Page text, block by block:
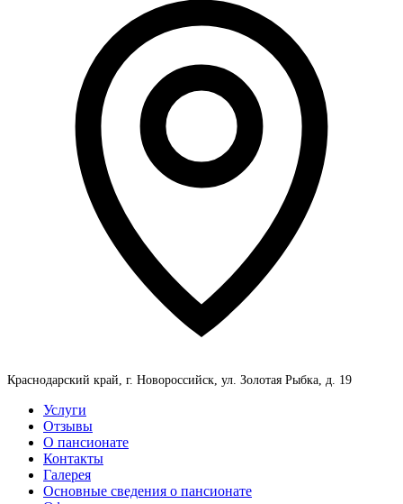
Краснодарский край, г. Новороссийск, ул. Золотая Рыбка, д. 19
Услуги
Отзывы
О пансионате
Контакты
Галерея
Основные сведения о пансионате